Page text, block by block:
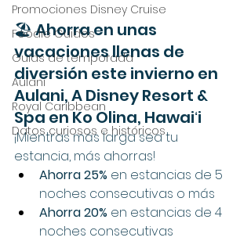
Promociones Disney Cruise
Foodie Guides
Guías de temporada
Aulani
Royal Caribbean
Datos curiosos e históricos
🏖️ Ahorra en unas
vacaciones llenas de
diversión este invierno en
Aulani, A Disney Resort &
Spa en Ko Olina, Hawaiʻi
¡Mientras más larga sea tu
estancia, más ahorras!
Ahorra 25% en estancias de 5
noches consecutivas o más
Ahorra 20% en estancias de 4
noches consecutivas